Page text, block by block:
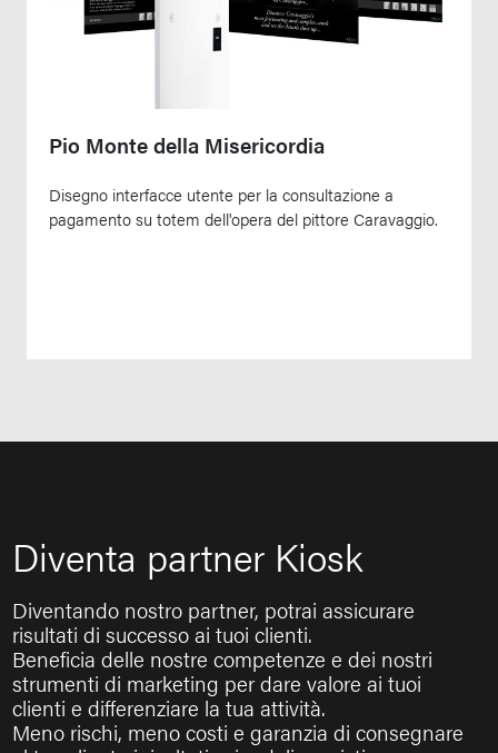
Pio Monte della Misericordia
Disegno interfacce utente per la consultazione a
pagamento su totem dell'opera del pittore Caravaggio.
Diventa partner Kiosk
Diventando nostro partner, potrai assicurare
risultati di successo ai tuoi clienti.
Beneficia delle nostre competenze e dei nostri
strumenti di marketing per dare valore ai tuoi
clienti e differenziare la tua attività.
Meno rischi, meno costi e garanzia di consegnare